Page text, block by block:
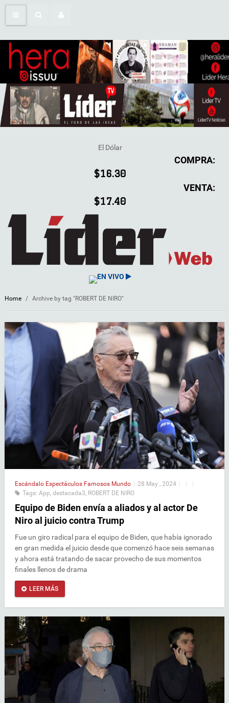
El Dólar
COMPRA:
$16.30
VENTA:
$17.40
EN VIVO
Home / Archive by tag "ROBERT DE NIRO"
Escándalo Espectáculos Famosos Mundo 28 May , 2024
Tags: App, destacada3, ROBERT DE NIRO
Equipo de Biden envía a aliados y al actor De
Niro al juicio contra Trump
Fue un giro radical para el equipo de Biden, que había ignorado
en gran medida el juicio desde que comenzó hace seis semanas
y ahora está tratando de sacar provecho de sus momentos
finales llenos de drama
LEER MÁS